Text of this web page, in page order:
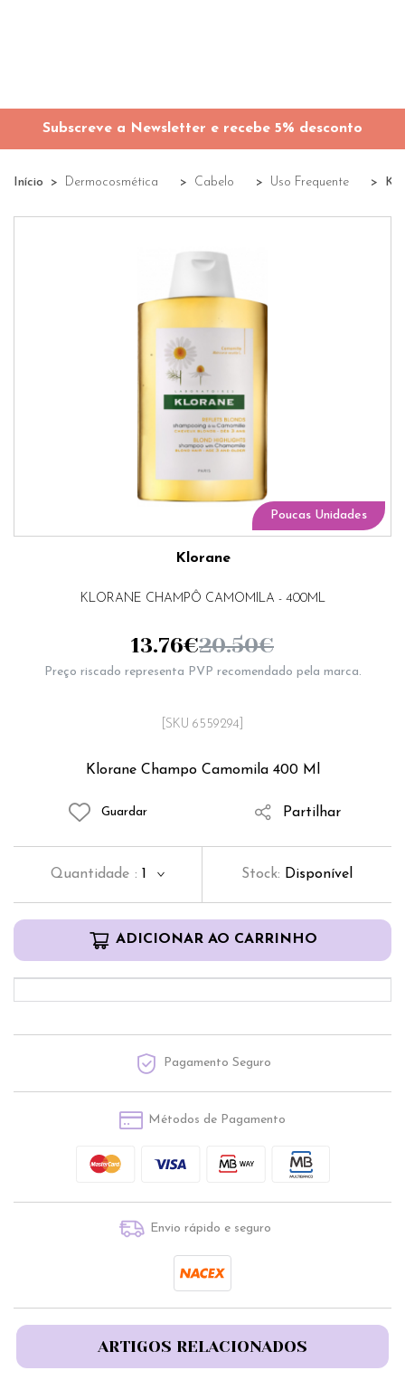
Subscreve a Newsletter e recebe 5% desconto
Início Dermocosmética Cabelo Uso Frequente
Poucas Unidades
Klorane
KLORANE CHAMPÔ CAMOMILA - 400ML
Klorane Champo Camomila 400 Ml
[SKU 6559294]
13.76€20.50€
Preço riscado representa PVP recomendado pela marca.
Guardar Partilhar
Quantidade : 1 Stock: Disponível
ADICIONAR AO CARRINHO
Pagamento Seguro
Métodos de Pagamento
Envio rápido e seguro
ARTIGOS RELACIONADOS